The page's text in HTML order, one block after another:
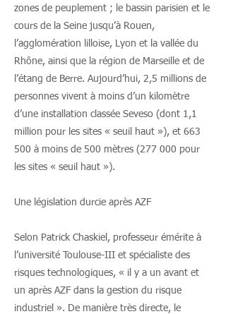
zones de peuplement ; le bassin parisien et le
cours de la Seine jusqu’à Rouen,
l’agglomération lilloise, Lyon et la vallée du
Rhône, ainsi que la région de Marseille et de
l’étang de Berre. Aujourd’hui, 2,5 millions de
personnes vivent à moins d’un kilomètre
d’une installation classée Seveso (dont 1,1
million pour les sites « seuil haut »), et 663
500 à moins de 500 mètres (277 000 pour
les sites « seuil haut »).
Une législation durcie après AZF
Selon Patrick Chaskiel, professeur émérite à
l’université Toulouse-III et spécialiste des
risques technologiques, « il y a un avant et
un après AZF dans la gestion du risque
industriel ». De manière très directe, le